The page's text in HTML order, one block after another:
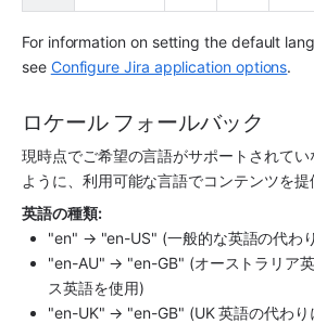
For information on setting the default
see Configure Jira application options.
ロケール フォールバック
現時点でご希望の言語がサポートされて
ように、利用可能な言語でコンテンツを提
英語の種類:
"en" → "en-US" (一般的な英語の代わ
"en-AU" → "en-GB" (オーストラリア
ス英語を使用)
"en-UK" → "en-GB" (UK 英語の代わり